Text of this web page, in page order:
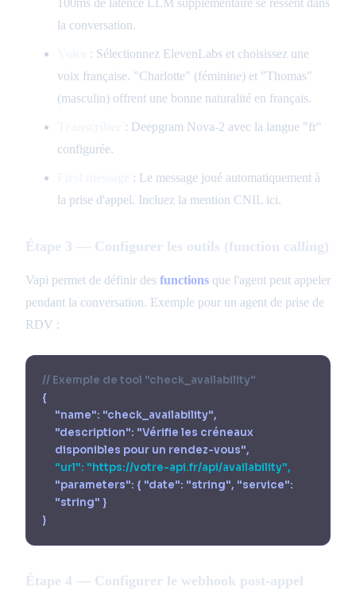
la conversation.
: Sélectionnez ElevenLabs et choisissez une
voix française. "Charlotte" (féminine) et "Thomas"
(masculin) offrent une bonne naturalité en français.
: Deepgram Nova-2 avec la langue "fr"
configurée.
: Le message joué automatiquement à
la prise d'appel. Incluez la mention CNIL ici.
Étape 3 — Configurer les outils (function calling)
Vapi permet de définir des functions que l'agent peut appeler
pendant la conversation. Exemple pour un agent de prise de
RDV :
// Exemple de tool "check_availability"
{
"name": "check_availability",
"description": "Vérifie les créneaux
disponibles pour un rendez-vous",
"url": "https://votre-api.fr/api/availability",
"parameters": { "date": "string", "service":
"string" }
}
Étape 4 — Configurer le webhook post-appel